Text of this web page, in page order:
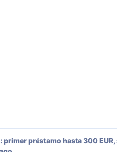
préstamo hasta 300 EUR,